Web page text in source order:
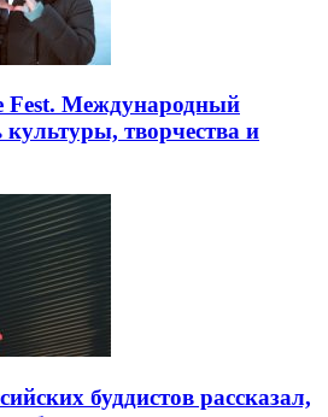
Fest. Международный
культуры, творчества и
буддистов рассказал,